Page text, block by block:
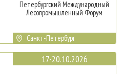
Петербургский Международный
Лесопромышленный Форум
Санкт-Петербург
17-20.10.2026